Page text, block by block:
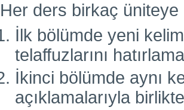
Her ders birkaç
İlk bölümde yeni
telaffuzlarını
İkinci bölümde aynı
açıklamalarıyla